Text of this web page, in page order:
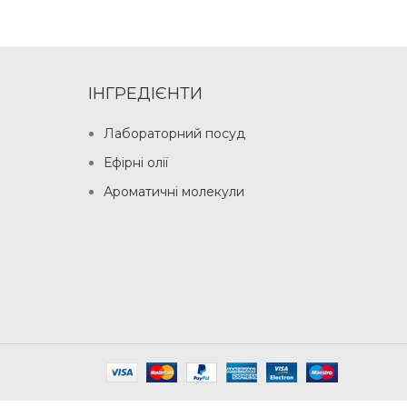
ІНГРЕДІЄНТИ
Лабораторний посуд
Ефірні олії
Ароматичні молекули